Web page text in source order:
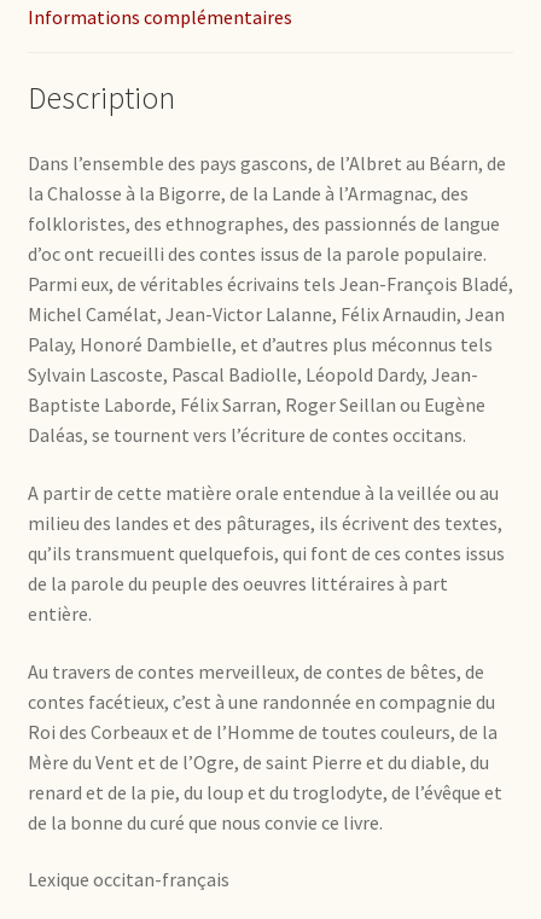
Informations complémentaires
Description
Dans l’ensemble des pays gascons, de l’Albret au Béarn, de
la Chalosse à la Bigorre, de la Lande à l’Armagnac, des
folkloristes, des ethnographes, des passionnés de langue
d’oc ont recueilli des contes issus de la parole populaire.
Parmi eux, de véritables écrivains tels Jean-François Bladé,
Michel Camélat, Jean-Victor Lalanne, Félix Arnaudin, Jean
Palay, Honoré Dambielle, et d’autres plus méconnus tels
Sylvain Lascoste, Pascal Badiolle, Léopold Dardy, Jean-
Baptiste Laborde, Félix Sarran, Roger Seillan ou Eugène
Daléas, se tournent vers l’écriture de contes occitans.
A partir de cette matière orale entendue à la veillée ou au
milieu des landes et des pâturages, ils écrivent des textes,
qu’ils transmuent quelquefois, qui font de ces contes issus
de la parole du peuple des oeuvres littéraires à part
entière.
Au travers de contes merveilleux, de contes de bêtes, de
contes facétieux, c’est à une randonnée en compagnie du
Roi des Corbeaux et de l’Homme de toutes couleurs, de la
Mère du Vent et de l’Ogre, de saint Pierre et du diable, du
renard et de la pie, du loup et du troglodyte, de l’évêque et
de la bonne du curé que nous convie ce livre.
Lexique occitan-français